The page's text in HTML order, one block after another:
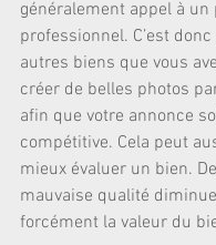
généralement appel à un
professionnel. C’est
autres biens que vous
créer de belles photos
afin que votre annonce
compétitive. Cela peut
mieux évaluer un bien.
mauvaise qualité
forcément la valeur du